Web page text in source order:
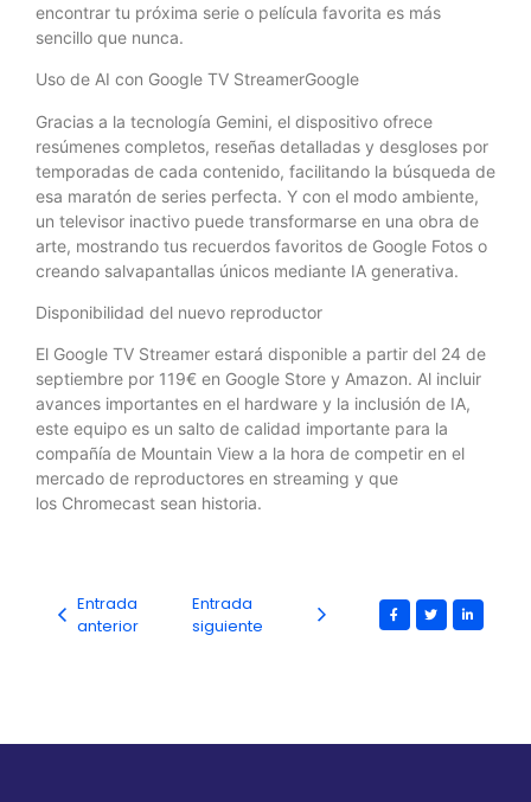
encontrar tu próxima serie o película favorita es más
sencillo que nunca.
Uso de AI con Google TV StreamerGoogle
Gracias a la tecnología Gemini, el dispositivo ofrece
resúmenes completos, reseñas detalladas y desgloses por
temporadas de cada contenido, facilitando la búsqueda de
esa maratón de series perfecta. Y con el modo ambiente,
un televisor inactivo puede transformarse en una obra de
arte, mostrando tus recuerdos favoritos de Google Fotos o
creando salvapantallas únicos mediante IA generativa.
Disponibilidad del nuevo reproductor
El Google TV Streamer estará disponible a partir del 24 de
septiembre por 119€ en Google Store y Amazon. Al incluir
avances importantes en el hardware y la inclusión de IA,
este equipo es un salto de calidad importante para la
compañía de Mountain View a la hora de competir en el
mercado de reproductores en streaming y que
los Chromecast sean historia.
Entrada
anterior
Entrada
siguiente